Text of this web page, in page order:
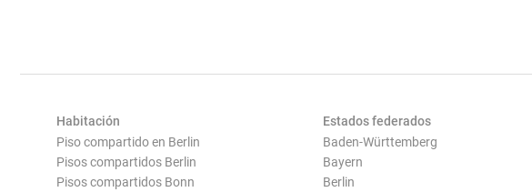
Habitación
Piso compartido en Berlin
Pisos compartidos Berlin
Pisos compartidos Bonn
Estados federados
Baden-Württemberg
Bayern
Berlin